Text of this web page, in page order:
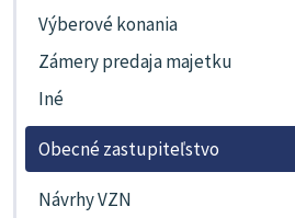
Výberové konania
Zámery predaja majetku
Iné
Obecné zastupiteľstvo
Návrhy VZN